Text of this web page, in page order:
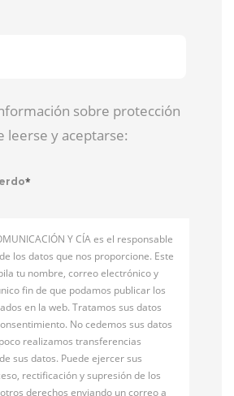
sobre protección
leerse y aceptarse:
*
Y CÍA es el responsable
los datos que nos proporcione. Este
tu nombre, correo electrónico y
fin de que podamos publicar los
en la web. Tratamos sus datos
No cedemos sus datos
realizamos transferencias
sus datos. Puede ejercer sus
rectificación y supresión de los
derechos enviando un correo a